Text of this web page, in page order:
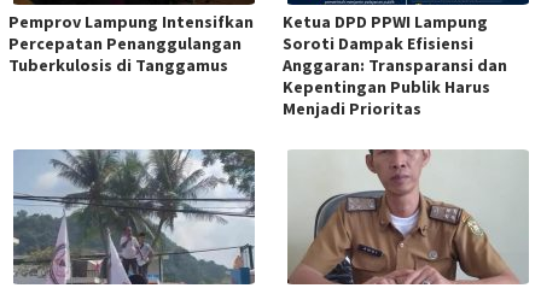
Pemprov Lampung Intensifkan
Percepatan Penanggulangan
Tuberkulosis di Tanggamus
Ketua DPD PPWI Lampung
Soroti Dampak Efisiensi
Anggaran: Transparansi dan
Kepentingan Publik Harus
Menjadi Prioritas